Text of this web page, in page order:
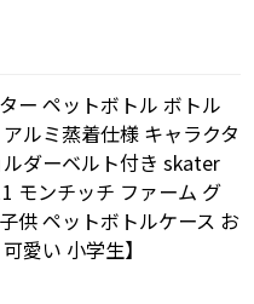
ー ペットボトル ボトル
ルミ蒸着仕様 キャラクタ
ルダーベルト付き skater
モンチッチ ファーム グ
供 ペットボトルケース お
愛い 小学生】